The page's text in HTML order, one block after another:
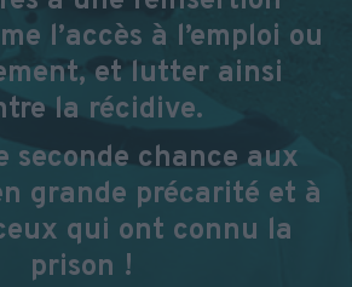
l’accès à l’emploi ou
et lutter ainsi
la récidive.
seconde chance aux
grande précarité et à
qui ont connu la
prison !